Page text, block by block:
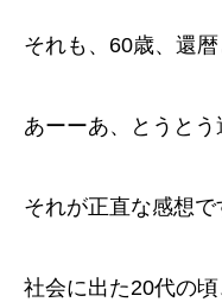
それも、60歳、還
あーーあ、とうとう
それが正直な感想で
社会に出た20代の頃